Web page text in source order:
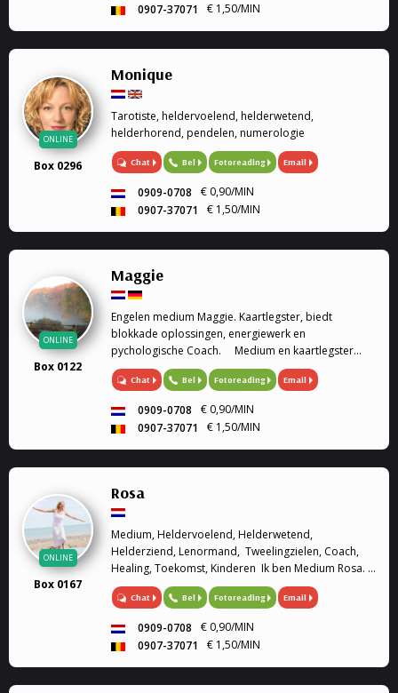
0907-37071
€ 1,50/MIN
ONLINE
Box 0296
Monique
Tarotiste, heldervoelend, helderwetend,
helderhorend, pendelen, numerologie
Chat Bel Fotoreading Email
0909-0708
€ 0,90/MIN
0907-37071
€ 1,50/MIN
ONLINE
Box 0122
Maggie
Engelen medium Maggie. Kaartlegster, biedt
blokkade oplossingen, energiewerk en
pychologische Coach. Medium en kaartlegster
Mijn gaven (heldervoelend, helderwetend,
helderruikend, energiewerk) zet ik graag in om
Chat Bel Fotoreading Email
0909-0708
€ 0,90/MIN
0907-37071
€ 1,50/MIN
ONLINE
Box 0167
Rosa
Medium, Heldervoelend, Helderwetend,
Helderziend, Lenormand, Tweelingzielen, Coach,
Healing, Toekomst, Kinderen Ik ben Medium Rosa. Ik
ben heldervoelend, helderwetend en helderziend.
Graag sta ik u te woord om u verder te helpen met
Chat Bel Fotoreading Email
0909-0708
€ 0,90/MIN
0907-37071
€ 1,50/MIN